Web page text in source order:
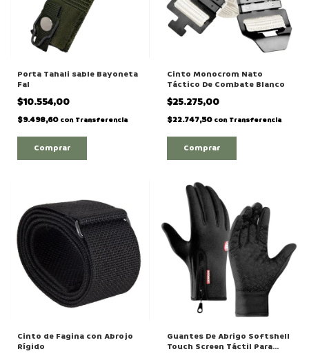
Porta Tahali sable Bayoneta
Fal
$10.554,00
$9.498,60 con Transferencia
Cinto Monocrom Nato
Táctico De Combate Blanco
$25.275,00
$22.747,50 con Transferencia
Comprar
Cinto de Fagina con Abrojo
Rígido
Guantes De Abrigo Softshell
Touch Screen Táctil Para